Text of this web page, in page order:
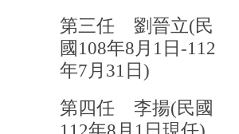
第三任 劉晉立(民
國108年8月1日-112
年7月31日)
第四任 李揚(民國
112年8月1日現任)